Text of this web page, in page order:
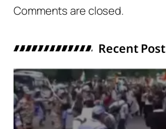
Comments are closed.
Recent Post